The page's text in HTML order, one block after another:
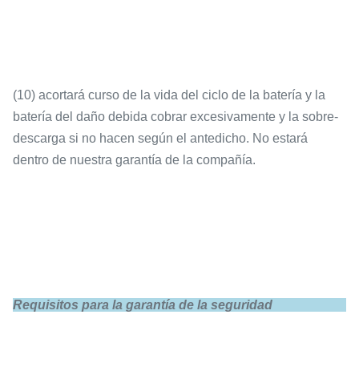
(10) acortará curso de la vida del ciclo de la batería y la
batería del daño debida cobrar excesivamente y la sobre-
descarga si no hacen según el antedicho. No estará
dentro de nuestra garantía de la compañía.
Requisitos para la garantía de la seguridad